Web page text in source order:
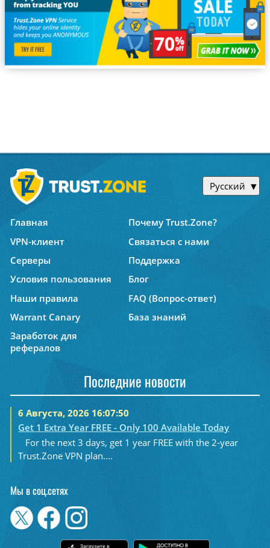
Русский
Главная
Почему Trust.Zone?
VPN-клиент
Связаться с нами
Серверы
Поддержка
Условия пользования
Блог
Наши правила
FAQ (Вопрос-ответ)
Warrant Canary
База знаний
Заработок для
рефералов
Последние новости
6 Августа, 2026 16:07:50
Get 1 Extra Year FREE - Only 100 Available Today
For the next 3 days, get 1 year FREE with the 2-year
Trust.Zone VPN plan....
Мы в соц.сетях